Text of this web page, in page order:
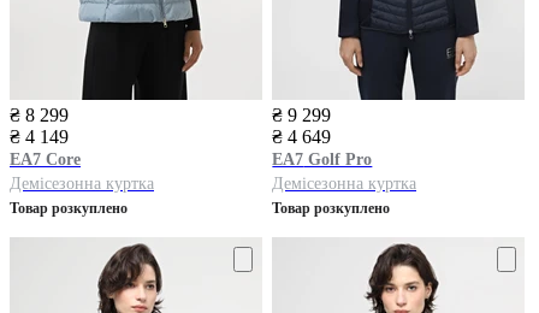
₴ 8 299
₴ 4 149
EA7 Core
Демісезонна куртка
Товар розкуплено
₴ 9 299
₴ 4 649
EA7 Golf Pro
Демісезонна куртка
Товар розкуплено